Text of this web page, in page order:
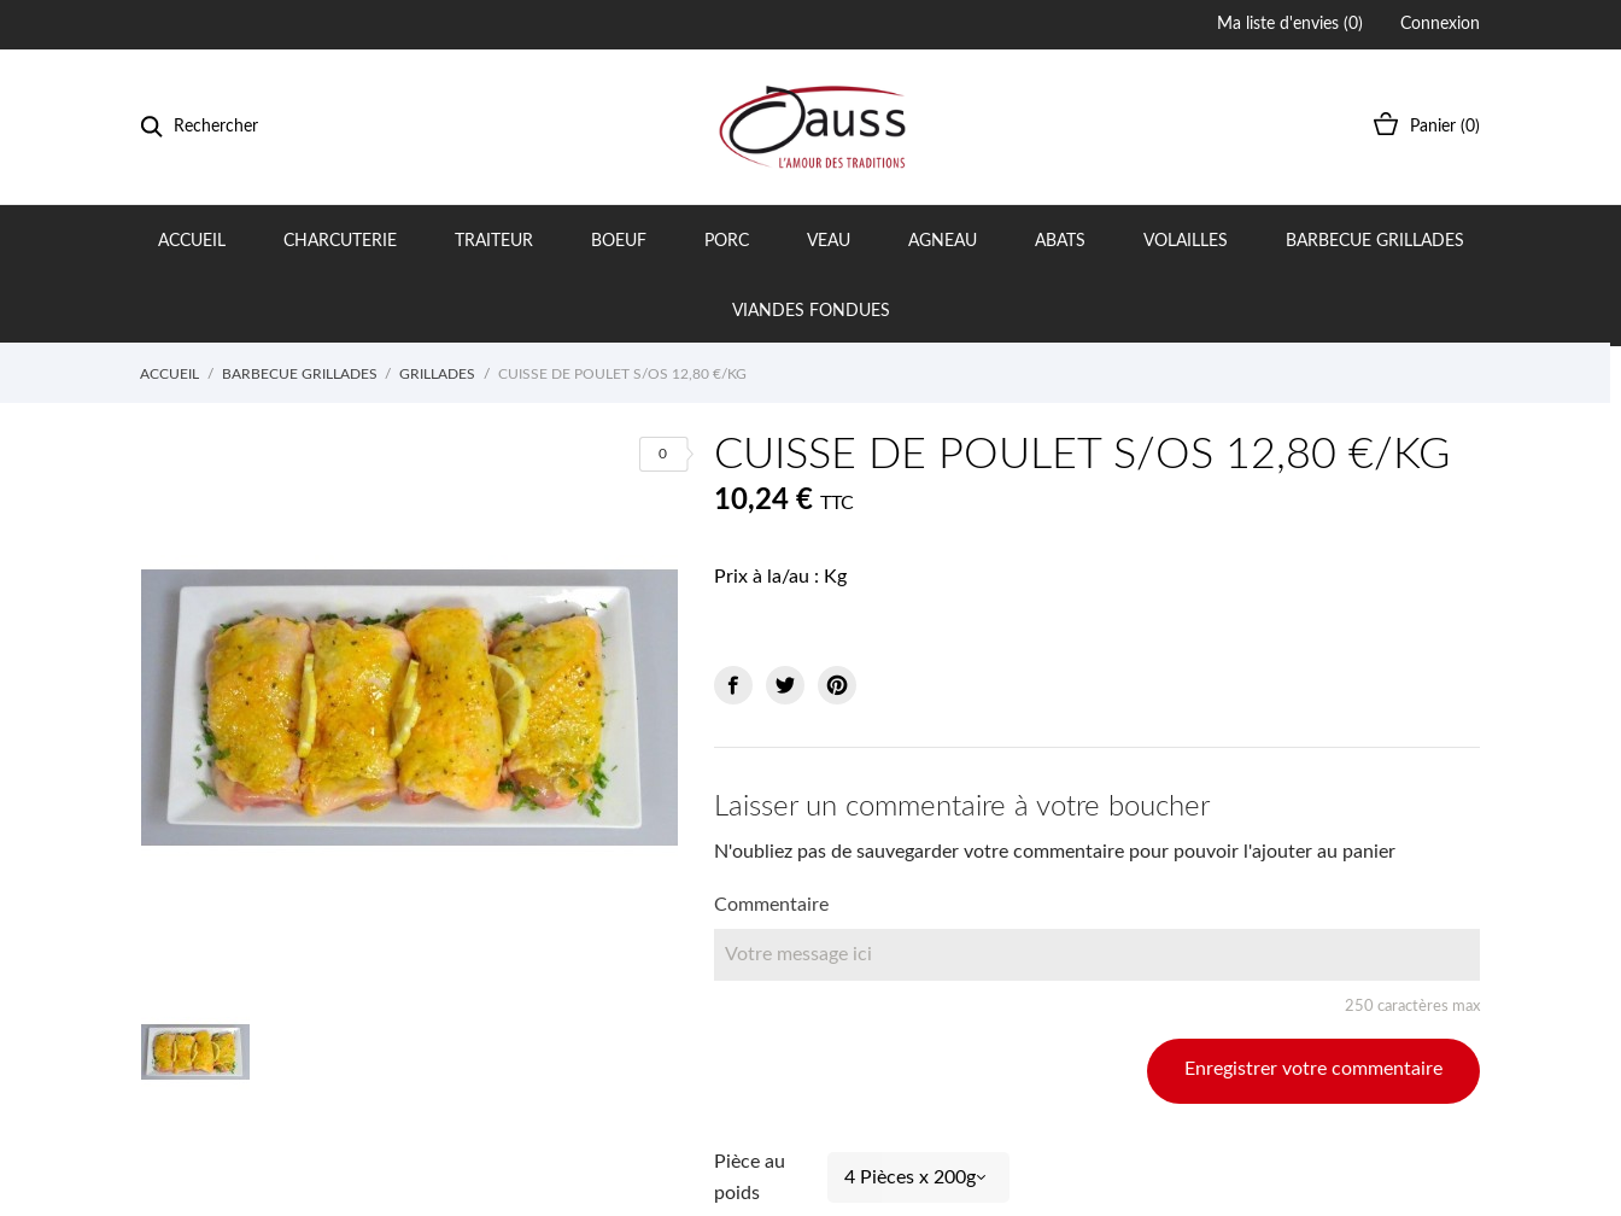
Ma liste d'envies (0) Connexion
Rechercher Panier (0)
ACCUEIL CHARCUTERIE TRAITEUR BOEUF PORC VEAU AGNEAU ABATS VOLAILLES BARBECUE GRILLADES
VIANDES FONDUES
ACCUEIL BARBECUE GRILLADES GRILLADES CUISSE DE POULET S/OS 12,80 €/KG
CUISSE DE POULET S/OS 12,80 €/KG
10,24 € TTC
Prix à la/au : Kg
Laisser un commentaire à votre boucher
N'oubliez pas de sauvegarder votre commentaire pour pouvoir l'ajouter au panier
Commentaire
250 caractères max
Enregistrer votre commentaire
Pièce au
poids
0